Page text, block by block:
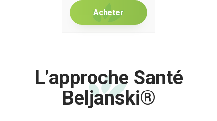
Acheter
L’approche Santé
Beljanski®